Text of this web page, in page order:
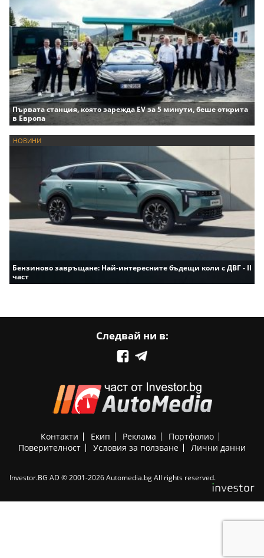
Първата станция, която зарежда EV за 5 минути, беше открита
в Европа
НОВИНИ
Бензиново завръщане: Най-интересните бъдещи коли с ДВГ - II
част
Следвай ни в:
Контакти Екип Реклама
Портфолио
Поверителност
Условия за ползване Лични данни
Investor.BG AD © 2001-2026 Automedia.bg All rights reserved.